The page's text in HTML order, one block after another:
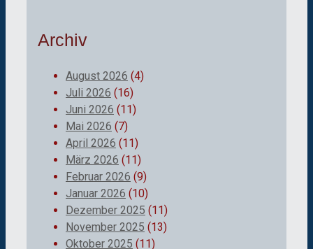
Archiv
August 2026 (4)
Juli 2026 (16)
Juni 2026 (11)
Mai 2026 (7)
April 2026 (11)
März 2026 (11)
Februar 2026 (9)
Januar 2026 (10)
Dezember 2025 (11)
November 2025 (13)
Oktober 2025 (11)